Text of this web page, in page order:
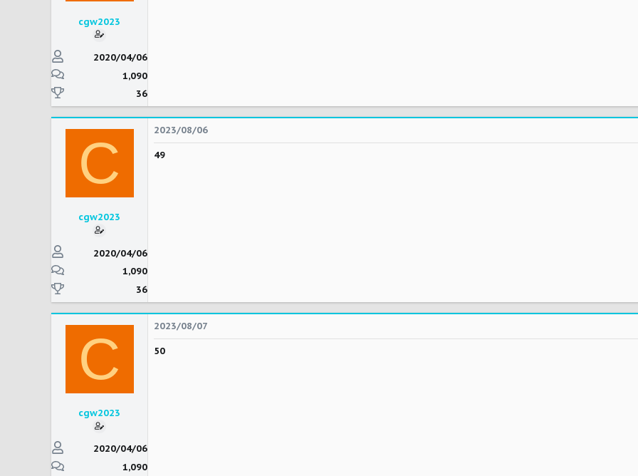
cgw2023
2020/04/06
1,090
36
C
cgw2023
2020/04/06
1,090
36
2023/08/06
49
C
cgw2023
2020/04/06
1,090
2023/08/07
50